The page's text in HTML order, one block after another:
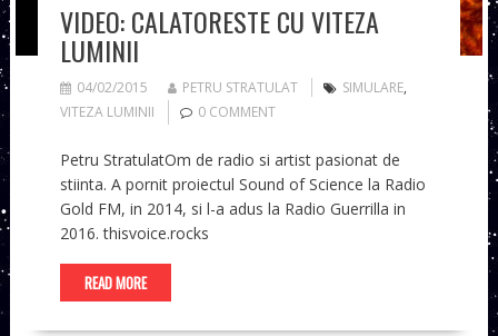
VIDEO: CALATORESTE CU VITEZA
LUMINII
04/02/2015 PETRU STRATULAT SIMULARE,
VITEZA LUMINII
0 COMMENT
Petru StratulatOm de radio si artist pasionat de
stiinta. A pornit proiectul Sound of Science la Radio
Gold FM, in 2014, si l-a adus la Radio Guerrilla in
2016. thisvoice.rocks
READ MORE